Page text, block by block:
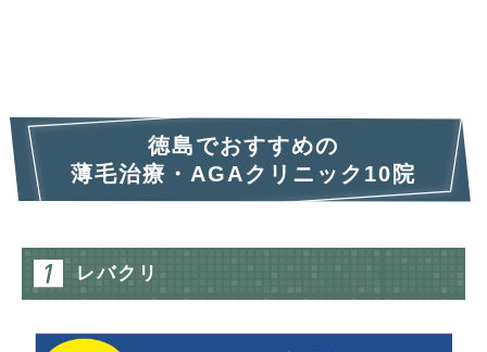
徳島でおすすめの
薄毛治療・AGAクリニック10院
レバクリ